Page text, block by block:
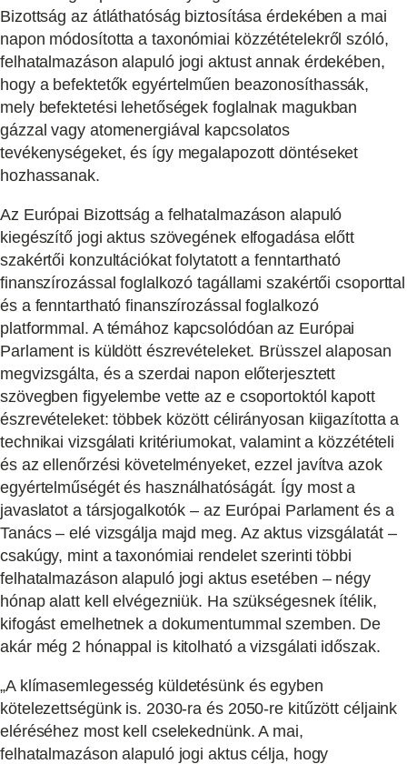
Bizottság az átláthatóság biztosítása érdekében a mai
napon módosította a taxonómiai közzétételekről szóló,
felhatalmazáson alapuló jogi aktust annak érdekében,
hogy a befektetők egyértelműen beazonosíthassák,
mely befektetési lehetőségek foglalnak magukban
gázzal vagy atomenergiával kapcsolatos
tevékenységeket, és így megalapozott döntéseket
hozhassanak.
Az Európai Bizottság a felhatalmazáson alapuló
kiegészítő jogi aktus szövegének elfogadása előtt
szakértői konzultációkat folytatott a fenntartható
finanszírozással foglalkozó tagállami szakértői csoporttal
és a fenntartható finanszírozással foglalkozó
platformmal. A témához kapcsolódóan az Európai
Parlament is küldött észrevételeket. Brüsszel alaposan
megvizsgálta, és a szerdai napon előterjesztett
szövegben figyelembe vette az e csoportoktól kapott
észrevételeket: többek között célirányosan kiigazította a
technikai vizsgálati kritériumokat, valamint a közzétételi
és az ellenőrzési követelményeket, ezzel javítva azok
egyértelműségét és használhatóságát. Így most a
javaslatot a társjogalkotók – az Európai Parlament és a
Tanács – elé vizsgálja majd meg. Az aktus vizsgálatát –
csakúgy, mint a taxonómiai rendelet szerinti többi
felhatalmazáson alapuló jogi aktus esetében – négy
hónap alatt kell elvégezniük. Ha szükségesnek ítélik,
kifogást emelhetnek a dokumentummal szemben. De
akár még 2 hónappal is kitolható a vizsgálati időszak.
„A klímasemlegesség küldetésünk és egyben
kötelezettségünk is. 2030-ra és 2050-re kitűzött céljaink
eléréséhez most kell cselekednünk. A mai,
felhatalmazáson alapuló jogi aktus célja, hogy